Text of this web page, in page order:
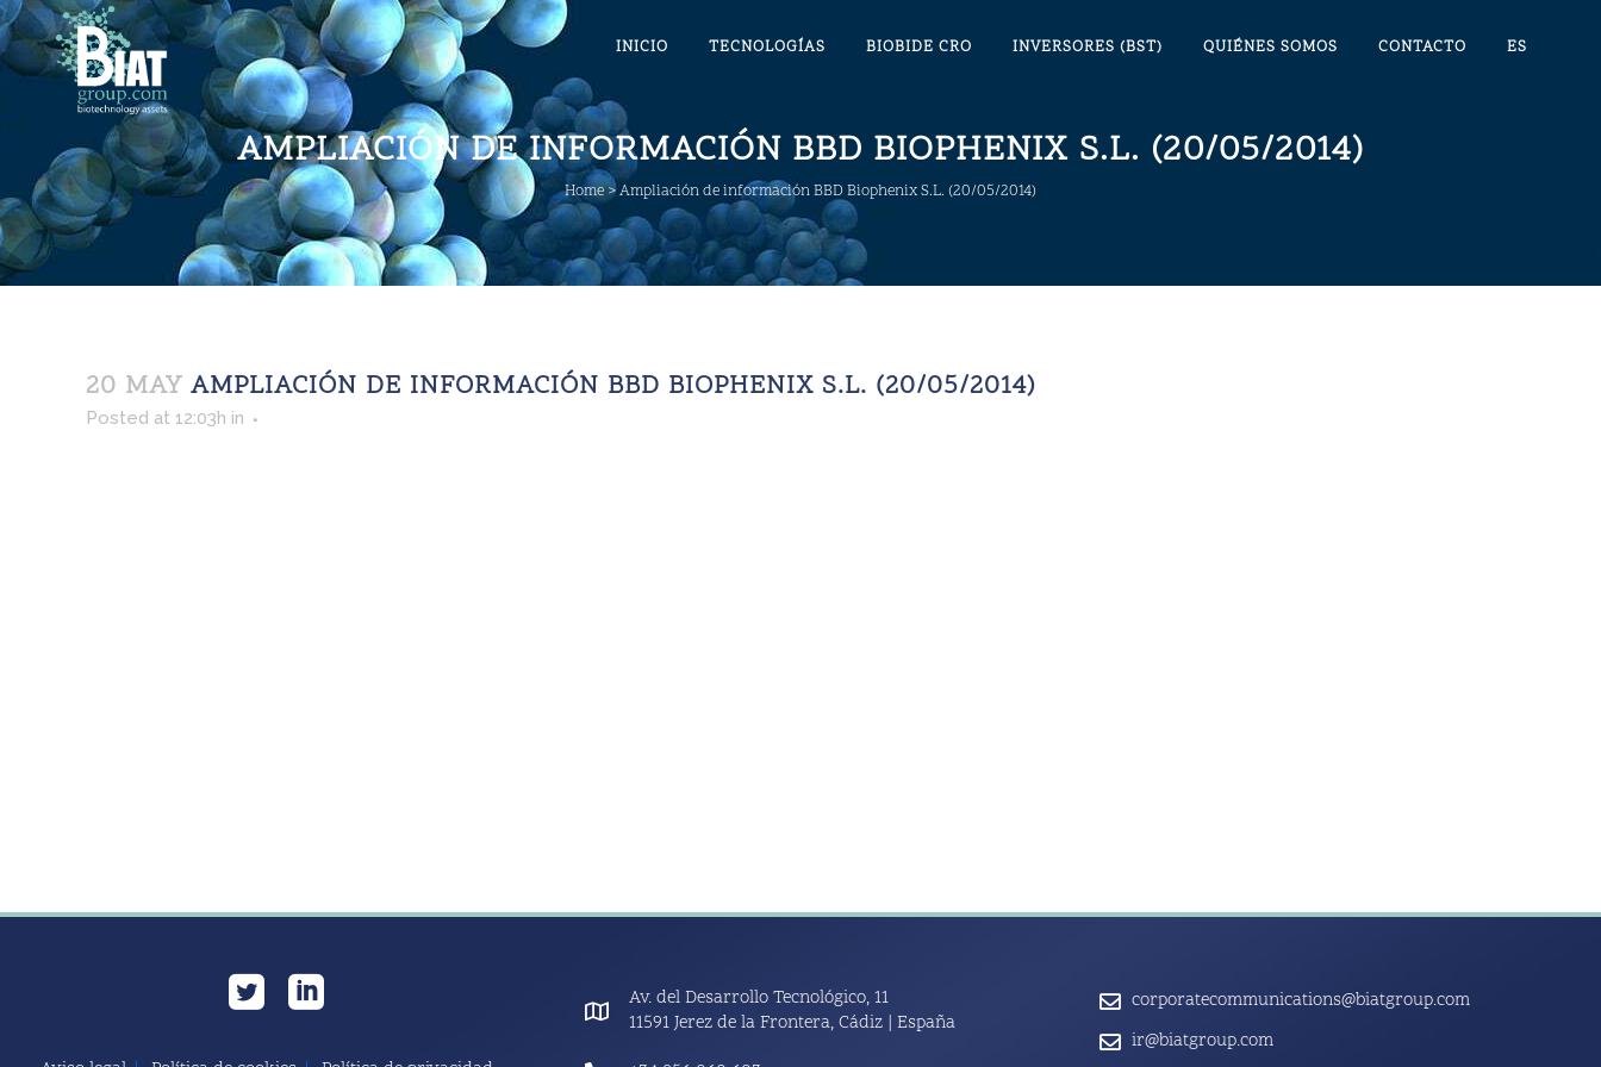
INICIO TECNOLOGÍAS BIOBIDE CRO INVERSORES (BST) QUIÉNES SOMOS CONTACTO ES
AMPLIACIÓN DE INFORMACIÓN BBD BIOPHENIX S.L. (20/05/2014)
Home>Ampliación de información BBD Biophenix S.L. (20/05/2014)
20 MAY AMPLIACIÓN DE INFORMACIÓN BBD BIOPHENIX S.L. (20/05/2014)
Posted at 12:03h in
Av. del Desarrollo Tecnológico, 11
11591 Jerez de la Frontera, Cádiz | España
corporatecommunications@biatgroup.com
ir@biatgroup.com